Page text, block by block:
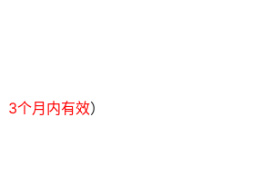
3个月内有效）